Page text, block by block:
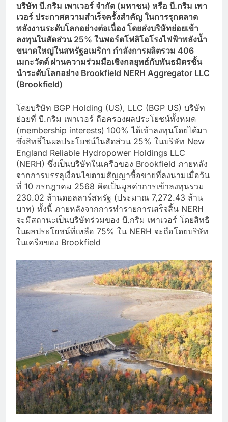
บริษัท บี.กริม เพาเวอร์ จำกัด (มหาชน) หรือ บี.กริม เพา
เวอร์ ประกาศความสำเร็จครั้งสำคัญ ในการรุกตลาด
พลังงานระดับโลกอย่างต่อเนื่อง โดยส่งบริษัทย่อยเข้า
ลงทุนในสัดส่วน 25% ในพอร์ตโฟลิโอโรงไฟฟ้าพลังน้ำ
ขนาดใหญ่ในสหรัฐอเมริกา กำลังการผลิตรวม 406
เมกะวัตต์ ผ่านความร่วมมือเชิงกลยุทธ์กับพันธมิตรชั้น
นำระดับโลกอย่าง Brookfield NERH Aggregator LLC
(Brookfield)
โดยบริษัท BGP Holding (US), LLC (BGP US) บริษัท
ย่อยที่ บี.กริม เพาเวอร์ ถือครองผลประโยชน์ทั้งหมด
(membership interests) 100% ได้เข้าลงทุนโดยได้มา
ซึ่งสิทธิ์ในผลประโยชน์ในสัดส่วน 25% ในบริษัท New
England Reliable Hydropower Holdings LLC
(NERH) ซึ่งเป็นบริษัทในเครือของ Brookfield ภายหลัง
จากการบรรลุเงื่อนไขตามสัญญาซื้อขายที่ลงนามเมื่อวัน
ที่ 10 กรกฎาคม 2568 คิดเป็นมูลค่าการเข้าลงทุนรวม
230.02 ล้านดอลลาร์สหรัฐ (ประมาณ 7,272.43 ล้าน
บาท) ทั้งนี้ ภายหลังจากการทำรายการเสร็จสิ้น NERH
จะมีสถานะเป็นบริษัทร่วมของ บี.กริม เพาเวอร์ โดยสิทธิ
ในผลประโยชน์ที่เหลือ 75% ใน NERH จะถือโดยบริษัท
ในเครือของ Brookfield